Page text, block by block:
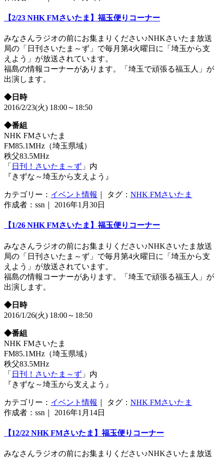
【2/23 NHK FMさいたま】福玉便りコーナー
みなさんラジオの前にお集まりください♪NHKさいたま放送
局の「日刊さいたま～ず」で毎月第4火曜日に「埼玉から支
えよう」が放送されています。
福島の情報コーナーがあります。「埼玉で頑張る福玉人」が
出演します。
◆日時
2016/2/23(火) 18:00～18:50
◆番組
NHK FMさいたま
FM85.1MHz（埼玉県域）
秩父83.5MHz
「 日刊！さいたま～ず 」内
『きずな～埼玉から支えよう』
カテゴリー： イベント情報 ｜ タグ： NHK FMさいたま
作成者：ssn｜ 2016年1月30日
【1/26 NHK FMさいたま】福玉便りコーナー
みなさんラジオの前にお集まりください♪NHKさいたま放送
局の「日刊さいたま～ず」で毎月第4火曜日に「埼玉から支
えよう」が放送されています。
福島の情報コーナーがあります。「埼玉で頑張る福玉人」が
出演します。
◆日時
2016/1/26(火) 18:00～18:50
◆番組
NHK FMさいたま
FM85.1MHz（埼玉県域）
秩父83.5MHz
「 日刊！さいたま～ず 」内
『きずな～埼玉から支えよう』
カテゴリー： イベント情報 ｜ タグ： NHK FMさいたま
作成者：ssn｜ 2016年1月14日
【12/22 NHK FMさいたま】福玉便りコーナー
みなさんラジオの前にお集まりください♪NHKさいたま放送